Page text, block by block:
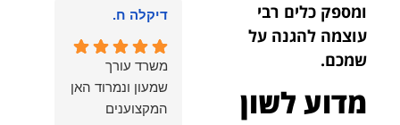
ומספק כלים רבי
עוצמה להגנה על
שמכם.
מדוע לשון
דיקלה ח.
משרד עורך
שמעון ונמרוד האן
המקצוענים